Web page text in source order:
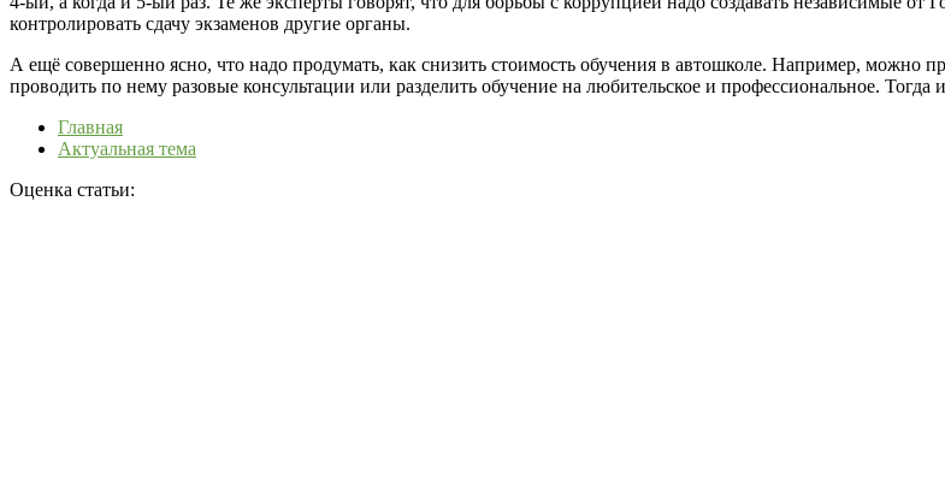
контролировать сдачу экзаменов другие органы.
А ещё совершенно ясно, что надо продумать, как снизить стоимость обучения в автошколе. Например, можно
проводить по нему разовые консультации или разделить обучение на любительское и профессиональное.
Главная
Актуальная тема
Оценка статьи: